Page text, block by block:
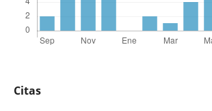
Citas